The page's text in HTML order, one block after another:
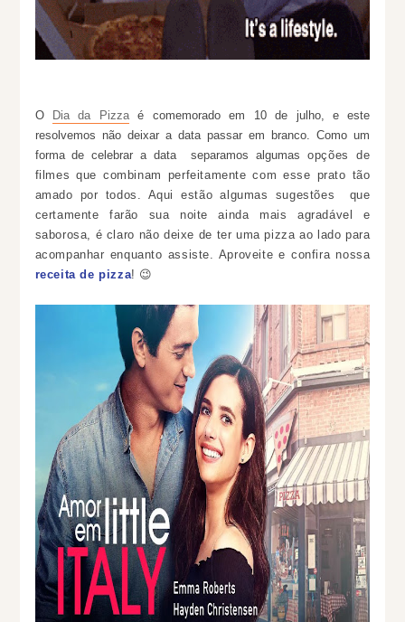
O Dia da Pizzaé comemorado em 10 de julho, e este
resolvemos não deixar a data passar em branco. Como um
forma de celebrar a data separamos algumas opções de
filmes que combinam perfeitamente com esse prato tão
amado por todos. Aqui estão algumas sugestões que
certamente farão sua noite ainda mais agradável e
saborosa, é claro não deixe de ter uma pizza ao lado para
acompanhar enquanto assiste. Aproveite e confira nossa
receita de pizza! 😉